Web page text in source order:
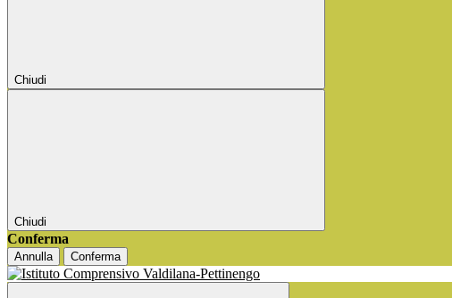
Chiudi
Chiudi
Conferma
Annulla Conferma